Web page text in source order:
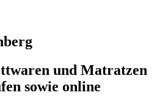
und Matratzen
sowie online